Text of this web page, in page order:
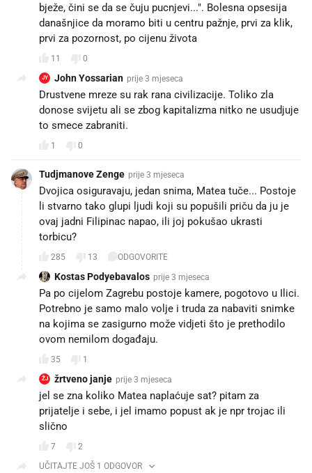
bježe, čini se da se čuju pucnjevi...". Bolesna opsesija
današnjice da moramo biti u centru pažnje, prvi za klik,
prvi za pozornost, po cijenu života
11 0
JY John Yossarian prije 3 mjeseca
Drustvene mreze su rak rana civilizacije. Toliko zla
donose svijetu ali se zbog kapitalizma nitko ne usudjuje
to smece zabraniti.
1 0
Tudjmanove Zenge prije 3 mjeseca
Dvojica osiguravaju, jedan snima, Matea tuče... Postoje
li stvarno tako glupi ljudi koji su popušili priču da ju je
ovaj jadni Filipinac napao, ili joj pokušao ukrasti
torbicu?
285 13 ODGOVORITE
Kostas Podyebavalos prije 3 mjeseca
Pa po cijelom Zagrebu postoje kamere, pogotovo u Ilici.
Potrebno je samo malo volje i truda za nabaviti snimke
na kojima se zasigurno može vidjeti što je prethodilo
ovom nemilom događaju.
35 1
ŽJ žrtveno janje prije 3 mjeseca
jel se zna koliko Matea naplaćuje sat? pitam za
prijatelje i sebe, i jel imamo popust ak je npr trojac ili
slično
7
2
UČITAJTE JOŠ 1 ODGOVOR